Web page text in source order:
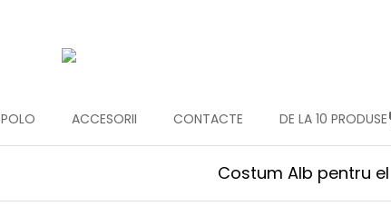
POLO ACCESORII CONTACTE DE LA 10 PRODUSE
Costum Alb pentru el